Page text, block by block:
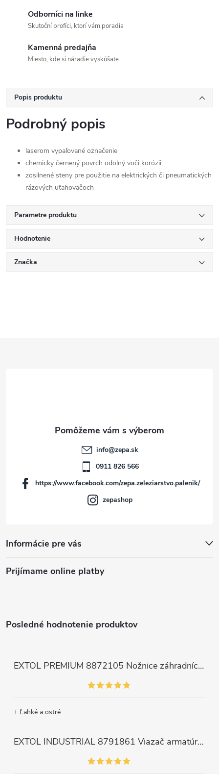
Odborníci na linke
Skutoční profíci, ktorí vám poradia
Kamenná predajňa
Miesto, kde si náradie vyskúšate
Popis produktu
Podrobný popis
laserom vypaľované označenie
chemicky černený povrch odolný voči korózii
zosilnené steny pre použitie na elektrických či pneumatických
rázových uťahovačoch
Parametre produktu
Hodnotenie
Značka
Informácie pre vás
info@zepa.sk
0911 826 566
https://www.facebook.com/zepa.zeleziarstvo.palenik/
zepashop
Prijímame online platby
Posledné hodnotenie produktov
EXTOL PREMIUM 8872105 Nožnice záhradnícke dlhé úzke, 200mm, max. prestrih Ø6mm
+ Ľahké a ostré
EXTOL INDUSTRIAL 8791861 Viazač armatúr aku Share20V, bez aku, drôt 0,8mm, oko 8-34mm, bezuhlíkový motor